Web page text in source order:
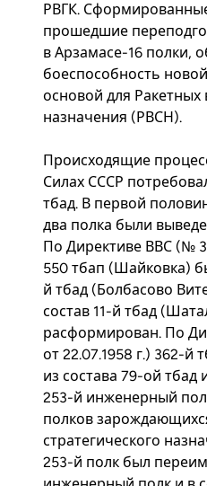
РВГК.
прошедшие
в Арзамасе-16 полки,
боеспособность
основой для Ракетных
назначения (РВСН).
Происходящие
Силах СССР
тбад. В первой
два полка были
По Директиве ВВС (№
550 тбап (Шайковка)
й тбад (Болбасово
состав 11-й тбад
расформирован. По
от 22.07.1958 г.) 362-й
из состава 79-ой
253-й инженерный
полков
стратегического
253-й полк был